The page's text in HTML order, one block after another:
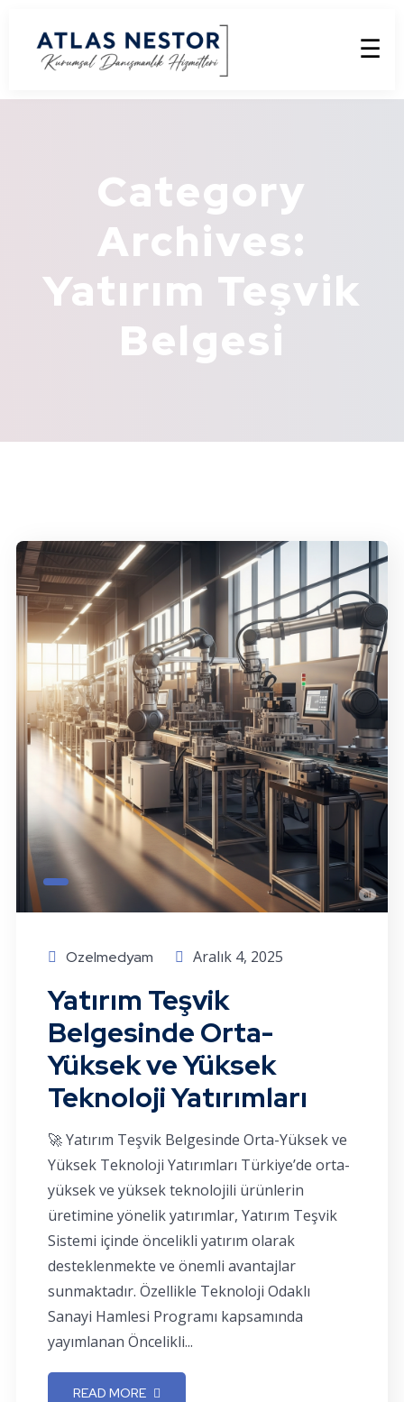
☰
Category
Archives:
Yatırım Teşvik
Belgesi
Ozelmedyam Aralık 4, 2025
Yatırım Teşvik
Belgesinde Orta-
Yüksek ve Yüksek
Teknoloji Yatırımları
🚀 Yatırım Teşvik Belgesinde Orta-Yüksek ve
Yüksek Teknoloji Yatırımları Türkiye’de orta-
yüksek ve yüksek teknolojili ürünlerin
üretimine yönelik yatırımlar, Yatırım Teşvik
Sistemi içinde öncelikli yatırım olarak
desteklenmekte ve önemli avantajlar
sunmaktadır. Özellikle Teknoloji Odaklı
Sanayi Hamlesi Programı kapsamında
yayımlanan Öncelikli...
READ MORE